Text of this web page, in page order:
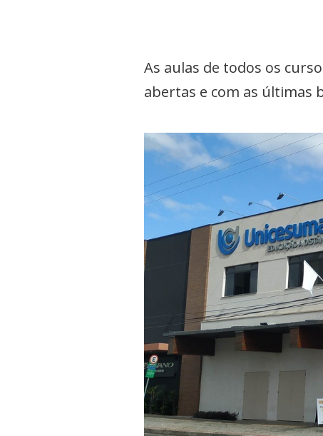
As aulas de todos os
abertas e com as últimas